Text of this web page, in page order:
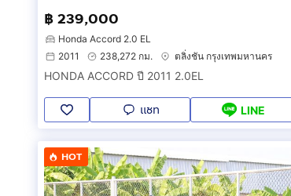
฿ 239,000
Honda Accord 2.0 EL
2011
238,272 กม. ตลิ่งชัน กรุงเทพมหานคร
HONDA ACCORD ปี 2011 2.0EL
แชท LINE
HOT